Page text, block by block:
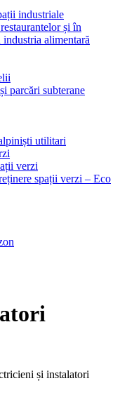
industriale
și în
alimentară
parcări subterane
utilitari
verzi
spații verzi – Eco
și instalatori